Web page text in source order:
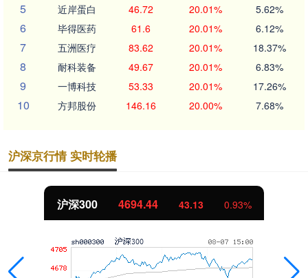
5 近岸蛋白 46.72 20.01% 5.62%
6 毕得医药 61.6 20.01% 6.12%
7 五洲医疗 83.62 20.01% 18.37%
8 耐科装备 49.67 20.01% 6.83%
9 一博科技 53.33 20.01% 17.26%
10 方邦股份 146.16 20.00% 7.68%
沪深京行情 实时轮播
沪深300 4694.44 43.13 0.93%